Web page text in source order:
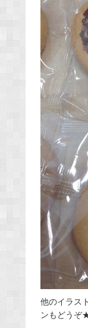
他のイラス
ンもどうぞ